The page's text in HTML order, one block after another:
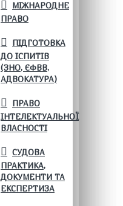
МІЖНАРОДНЕ
ПРАВО
ПІДГОТОВКА
ДО ІСПИТІВ
(ЗНО, ЄФВВ,
АДВОКАТУРА)
ПРАВО
ІНТЕЛЕКТУАЛЬНОЇ
ВЛАСНОСТІ
СУДОВА
ПРАКТИКА,
ДОКУМЕНТИ ТА
ЕКСПЕРТИЗА